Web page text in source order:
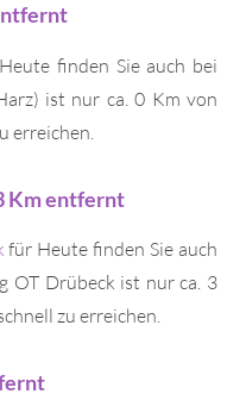
finden Sie auch bei
ist nur ca. 0 Km von
erreichen.
Km entfernt
für Heute finden Sie auch
OT Drübeck ist nur ca. 3
zu erreichen.